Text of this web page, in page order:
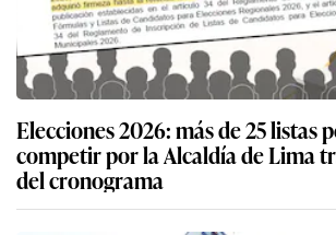
Elecciones 2026: más de 25 listas
competir por la Alcaldía de Lima
del cronograma